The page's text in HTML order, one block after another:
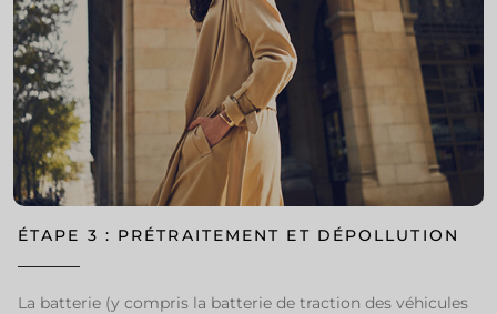
ÉTAPE 3 : PRÉTRAITEMENT ET DÉPOLLUTION
La batterie (y compris la batterie de traction des véhicules